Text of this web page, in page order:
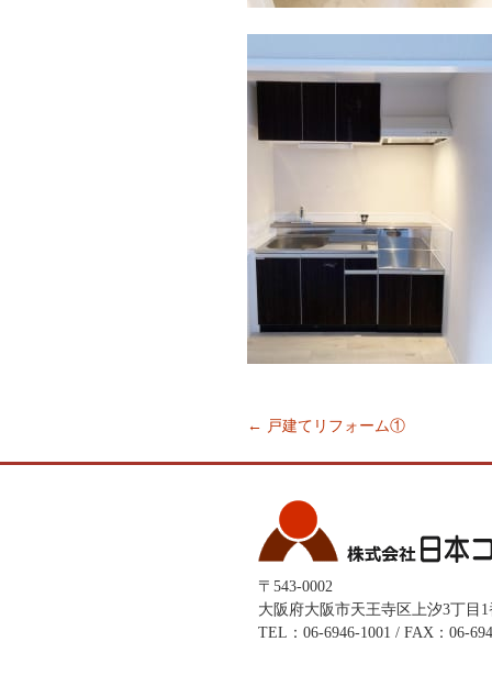
Post
navigation
← 戸建てリフォーム①
〒543-0002
大阪府大阪市天王寺区上汐3丁目
TEL：06-6946-1001 / FAX：06-